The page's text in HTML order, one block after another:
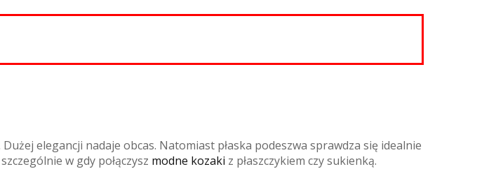
elegancji nadaje obcas. Natomiast płaska podeszwa sprawdza się idealnie
w gdy połączysz modne kozaki z płaszczykiem czy sukienką.